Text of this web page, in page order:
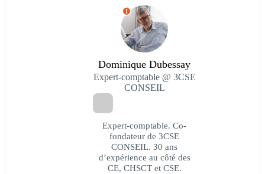
I
Dominique Dubessay
Expert-comptable @ 3CSE
CONSEIL
Expert-comptable. Co-
fondateur de 3CSE
CONSEIL. 30 ans
d’expérience au côté des
CE, CHSCT et CSE.